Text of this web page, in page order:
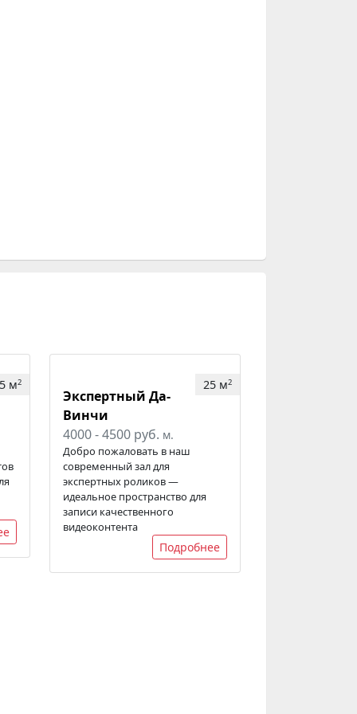
м2 25 м2
Экспертный Да-
Винчи
4000 - 4500 руб. м.
Добро пожаловать в наш
современный зал для
экспертных роликов —
идеальное пространство для
записи качественного
видеоконтента
Подробнее